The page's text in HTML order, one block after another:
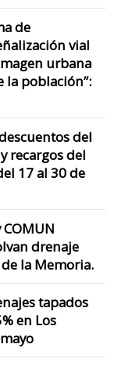
de
vial
urbana
la población”:
del
recargos del
17 al 30 de
drenaje
la Memoria.
tapados
en Los